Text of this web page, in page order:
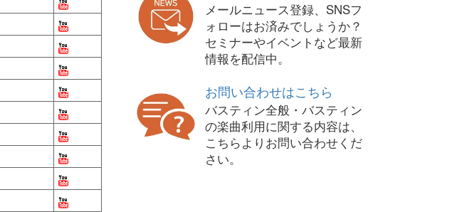
メールニュース登録、SNSフ
ォローはお済みでしょうか？
セミナーやイベントなど最新
情報を配信中。
お問い合わせはこちら
バスティン全般・バスティン
の楽曲利用に関する内容は、
こちらよりお問い合わせくだ
さい。